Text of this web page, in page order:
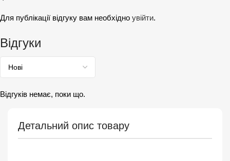
Детальний опис товару
Відгуки
Відгуків немає, поки що.
Для публікації відгуку вам необхідно увійти.